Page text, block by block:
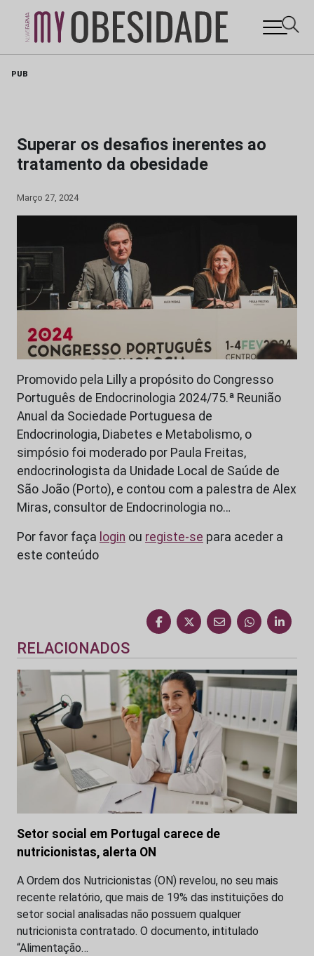
PUB
Superar os desafios inerentes ao
tratamento da obesidade
Março 27, 2024
Promovido pela Lilly a propósito do Congresso
Português de Endocrinologia 2024/75.ª Reunião
Anual da Sociedade Portuguesa de
Endocrinologia, Diabetes e Metabolismo, o
simpósio foi moderado por Paula Freitas,
endocrinologista da Unidade Local de Saúde de
São João (Porto), e contou com a palestra de Alex
Miras, consultor de Endocrinologia no…
Por favor faça login ou registe-se para aceder a
este conteúdo
RELACIONADOS
Setor social em Portugal carece de
nutricionistas, alerta ON
A Ordem dos Nutricionistas (ON) revelou, no seu mais
recente relatório, que mais de 19% das instituições do
setor social analisadas não possuem qualquer
nutricionista contratado. O documento, intitulado
“Alimentação…